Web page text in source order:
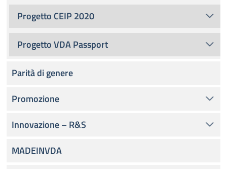
Progetto CEIP 2020
Progetto VDA Passport
Parità di genere
Promozione
Innovazione – R&S
MADEINVDA